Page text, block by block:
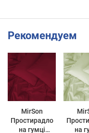
Рекомендуем
MirSon
Простирадло
на гумці
на